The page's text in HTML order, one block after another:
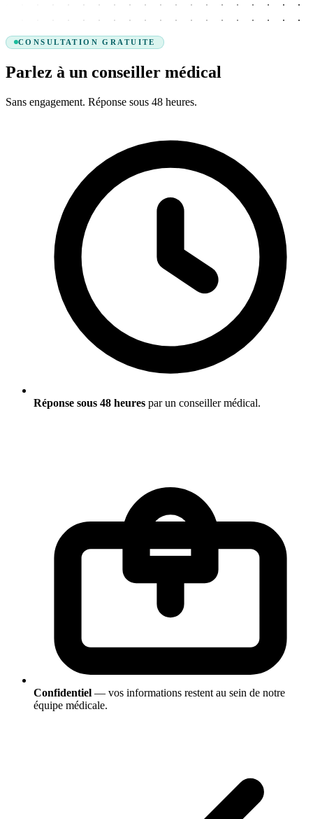
CONSULTATION GRATUITE
Parlez à un conseiller médical
Sans engagement. Réponse sous 48 heures.
Réponse sous 48 heures par un conseiller médical.
Confidentiel — vos informations restent au sein de notre
équipe médicale.